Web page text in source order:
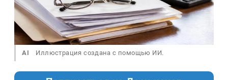
AI Иллюстрация создана с помощью ИИ.